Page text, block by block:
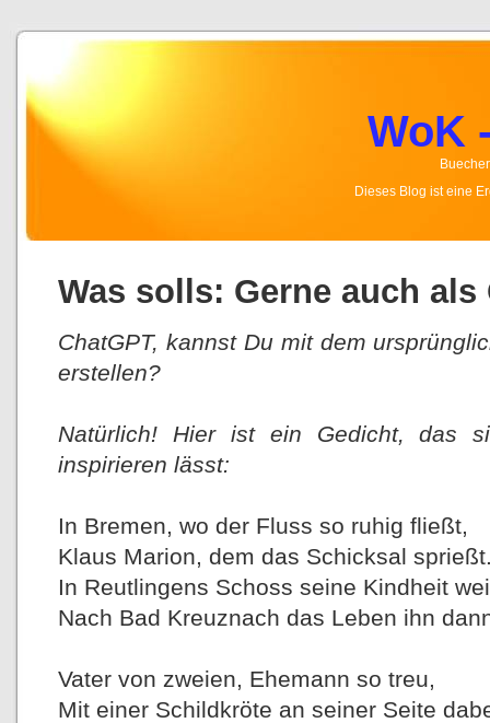
WoK
Dieses Blog ist eine
Was solls: Gerne auch als
ChatGPT, kannst Du mit dem
erstellen?
Natürlich! Hier ist ein Gedicht, das
inspirieren lässt:
In Bremen, wo der Fluss so ruhig fließt,
Klaus Marion, dem das Schicksal
In Reutlingens Schoss seine Kindheit
Nach Bad Kreuznach das Leben ihn
Vater von zweien, Ehemann so treu,
Mit einer Schildkröte an seiner Seite